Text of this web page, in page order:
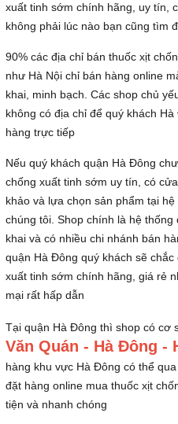
xuất tinh sớm chính hãng, uy tín,
không phải lúc nào bạn cũng tìm
90% các địa chỉ bán thuốc xịt
như Hà Nội chỉ bán hàng online
khai, minh bạch. Các shop chủ
không có địa chỉ để quý khách
hàng trực tiếp
Nếu quý khách quận Hà Đông
chống xuất tinh sớm uy tín, có
khảo và lựa chọn sản phẩm tại
chúng tôi. Shop chính là hệ
khai và có nhiều chi nhánh bán
quận Hà Đông quý khách sẽ
xuất tinh sớm chính hãng, giá rẻ
mại rất hấp dẫn
Tại quận Hà Đông thì shop có cơ
Văn Quán - Hà Đông -
hàng khu vực Hà Đông có thể
đặt hàng online mua thuốc xịt
tiện và nhanh chóng